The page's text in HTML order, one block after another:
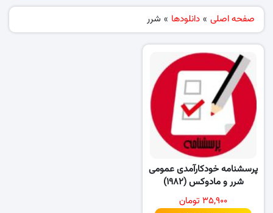
صفحه اصلی » دانلودها » شرر
پرسشنامه خودکارآمدی عمومی
شرر و مادوکس (۱۹۸۲)
۳۵,۹۰۰ تومان